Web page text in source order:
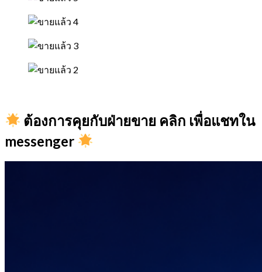
ต้องการคุยกับฝ่ายขาย คลิก เพื่อแชทใน
messenger